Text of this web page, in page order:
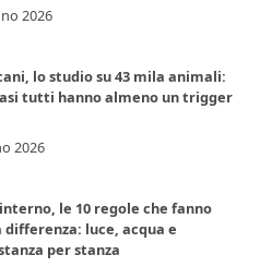
2026
lo studio su 43 mila animali:
tutti hanno almeno un trigger
2026
le 10 regole che fanno
differenza: luce, acqua e
per stanza